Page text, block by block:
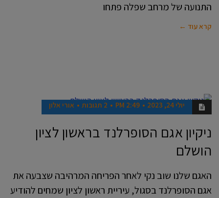
התנועה של מרחב שפלה פתחו
קרא עוד ←
חדשות
יולי 24, 2023 2:49 PM 2 תגובות אורי אלון
ניקיון אגם הסופרלנד בראשון לציון
הושלם
האגם שלנו שוב נקי לאחר הפריחה המרהיבה שצבעה את
אגם הסופרלנד בסגול, עיריית ראשון לציון שמחים להודיע